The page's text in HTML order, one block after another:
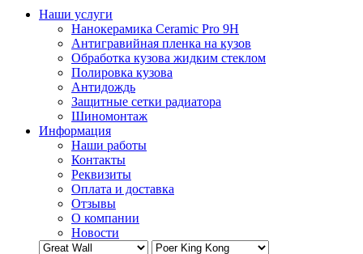
Наши услуги
Нанокерамика Ceramic Pro 9H
Антигравийная пленка на кузов
Обработка кузова жидким стеклом
Полировка кузова
Антидождь
Защитные сетки радиатора
Шиномонтаж
Информация
Наши работы
Контакты
Реквизиты
Оплата и доставка
Отзывы
О компании
Новости